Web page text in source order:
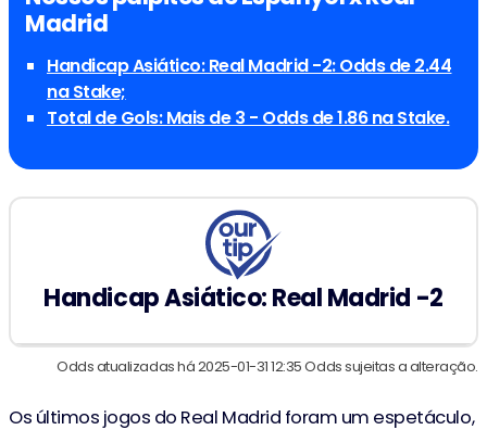
Madrid
Handicap Asiático: Real Madrid -2: Odds de 2.44
na Stake;
Total de Gols: Mais de 3 - Odds de 1.86 na Stake.
Handicap Asiático: Real Madrid -2
Odds atualizadas há 2025-01-31 12:35 Odds sujeitas a alteração.
Os últimos jogos do Real Madrid foram um espetáculo,